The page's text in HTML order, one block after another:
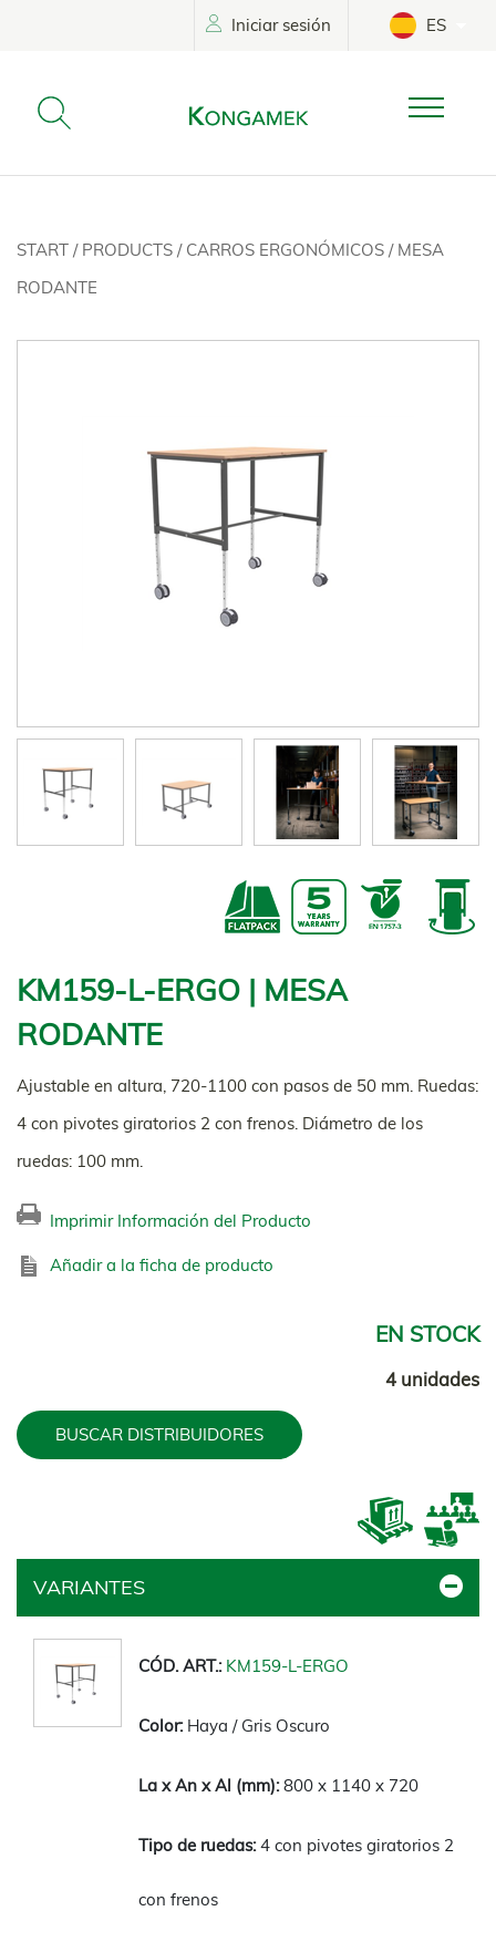
Iniciar sesión ES
START / PRODUCTS / CARROS ERGONÓMICOS / MESA
RODANTE
KM159-L-ERGO | MESA
RODANTE
Ajustable en altura, 720-1100 con pasos de 50 mm. Ruedas:
4 con pivotes giratorios 2 con frenos. Diámetro de los
ruedas: 100 mm.
Imprimir Información del Producto
Añadir a la ficha de producto
EN STOCK
4 unidades
BUSCAR DISTRIBUIDORES
VARIANTES
KM159-L-ERGO
Haya / Gris Oscuro
800 x 1140 x 720
4 con pivotes giratorios 2
con frenos